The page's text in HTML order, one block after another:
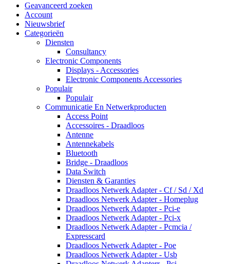
Geavanceerd zoeken
Account
Nieuwsbrief
Categorieën
Diensten
Consultancy
Electronic Components
Displays - Accessories
Electronic Components Accessories
Populair
Populair
Communicatie En Netwerkproducten
Access Point
Accessoires - Draadloos
Antenne
Antennekabels
Bluetooth
Bridge - Draadloos
Data Switch
Diensten & Garanties
Draadloos Netwerk Adapter - Cf / Sd / Xd
Draadloos Netwerk Adapter - Homeplug
Draadloos Netwerk Adapter - Pci-e
Draadloos Netwerk Adapter - Pci-x
Draadloos Netwerk Adapter - Pcmcia /
Expresscard
Draadloos Netwerk Adapter - Poe
Draadloos Netwerk Adapter - Usb